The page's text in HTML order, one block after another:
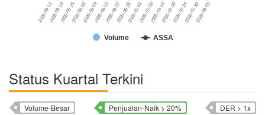
Volume ASSA
2026-05-11 2026-06-03 2026-06-22 2026-07-08 2026-07-24
2026-05-192026-05-25 2026-06-092026-06-15 2026-06-262026-07-02 2026-07-142026-07-20 2026-07-302026-08-05
Status Kuartal Terkini
Volume-Besar Penjualan-Naik > 20%
DER > 1x